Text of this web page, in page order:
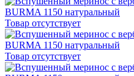
Товар отсутствует
Товар отсутствует